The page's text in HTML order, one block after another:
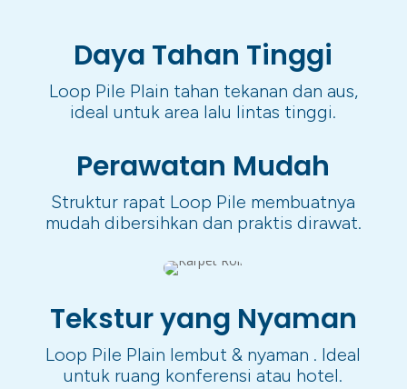
Daya Tahan Tinggi
Loop Pile Plain tahan tekanan dan aus,
ideal untuk area lalu lintas tinggi.
Perawatan Mudah
Struktur rapat Loop Pile membuatnya
mudah dibersihkan dan praktis dirawat.
Tekstur yang Nyaman
Loop Pile Plain lembut & nyaman . Ideal
untuk ruang konferensi atau hotel.